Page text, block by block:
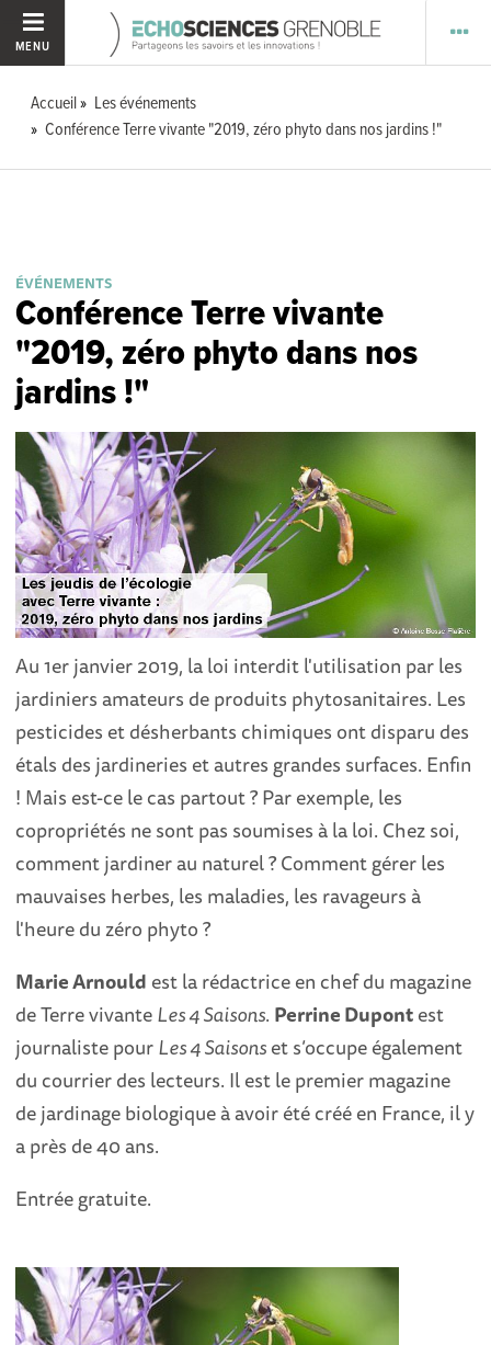
MENU
Accueil
Les événements
Conférence Terre vivante "2019, zéro phyto dans nos jardins !"
ÉVÉNEMENTS
Conférence Terre vivante
"2019, zéro phyto dans nos
jardins !"
Au 1er janvier 2019, la loi interdit l'utilisation par les
jardiniers amateurs de produits phytosanitaires. Les
pesticides et désherbants chimiques ont disparu des
étals des jardineries et autres grandes surfaces. Enfin
! Mais est-ce le cas partout ? Par exemple, les
copropriétés ne sont pas soumises à la loi. Chez soi,
comment jardiner au naturel ? Comment gérer les
mauvaises herbes, les maladies, les ravageurs à
l'heure du zéro phyto ?
Marie Arnould est la rédactrice en chef du magazine
de Terre vivanteLes 4 Saisons. Perrine Dupontest
journaliste pourLes 4 Saisonset s’occupe également
du courrier des lecteurs. Il est le premier magazine
de jardinage biologique à avoir été créé en France, il y
a près de 40 ans.
Entrée gratuite.